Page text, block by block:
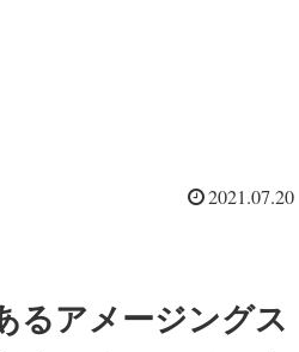
2021.07.20
るアメージングス